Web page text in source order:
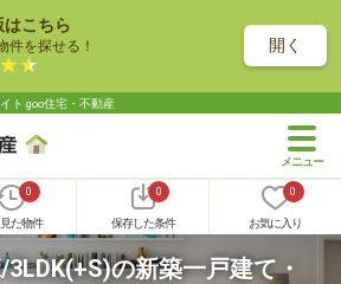
はこちら
件を探せる！ 開く
ト goo住宅・不動産
0
た物件
0
保存した条件
0
お気に入り
の新築一戸建て・